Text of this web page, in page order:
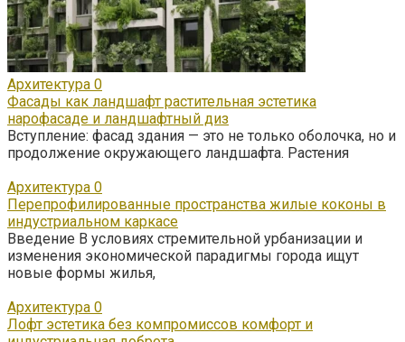
Архитектура 0
Фасады как ландшафт растительная эстетика
нарофасаде и ландшафтный диз
Вступление: фасад здания — это не только оболочка, но и
продолжение окружающего ландшафта. Растения
Архитектура 0
Перепрофилированные пространства жилые коконы в
индустриальном каркасе
Введение В условиях стремительной урбанизации и
изменения экономической парадигмы города ищут
новые формы жилья,
Архитектура 0
Лофт эстетика без компромиссов комфорт и